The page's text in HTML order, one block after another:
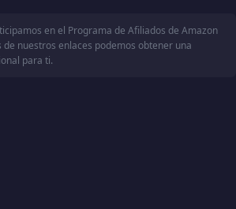
en el Programa de Afiliados de Amazon
de nuestros enlaces podemos obtener una
para ti.